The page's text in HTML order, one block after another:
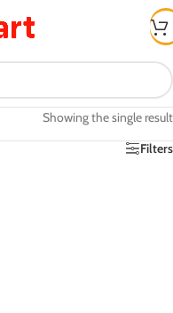
Showing the single result
Filters